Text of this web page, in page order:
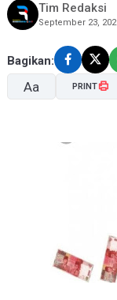
Tim Redaksi
September 23,
Bagikan:
Aa PRINT